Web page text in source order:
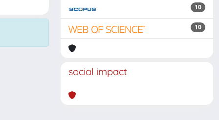
10
10
social impact